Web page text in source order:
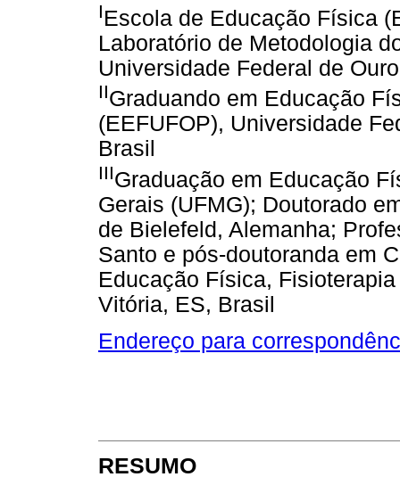
IEscola de Educação Física
Laboratório de Metodologia
Universidade Federal de
IIGraduando em Educação
(EEFUFOP), Universidade
Brasil
IIIGraduação em Educação
Gerais (UFMG); Doutorado
de Bielefeld, Alemanha;
Santo e pós-doutoranda em
Educação Física,
Vitória, ES, Brasil
Endereço para
RESUMO